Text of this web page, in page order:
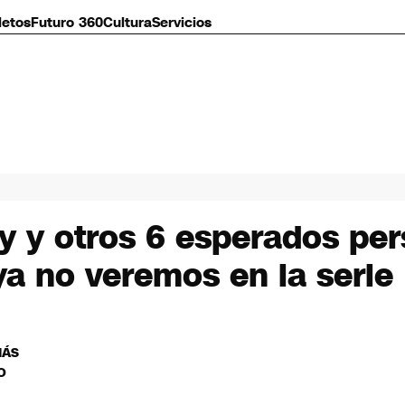
Futuro 360CulturaServicios
y otros 6 esperados
no veremos en la serie